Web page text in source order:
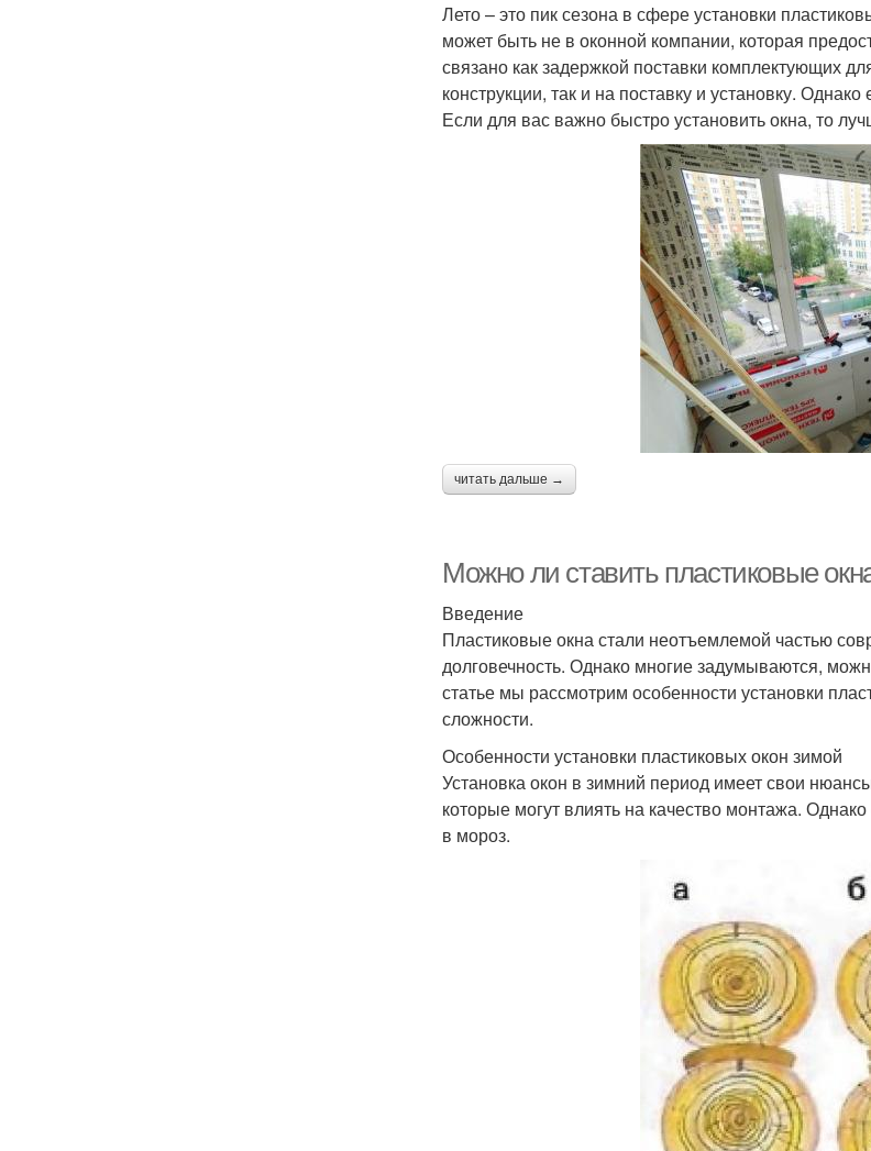
Лето – это пик сезона в сфере установки
может быть не в оконной компании, которая
связано как задержкой поставки комплектующих
конструкции, так и на поставку и установку.
Если для вас важно быстро установить окна, то
читать дальше →
Можно ли ставить пластиковые
Введение
Пластиковые окна стали неотъемлемой частью
долговечность. Однако многие задумываются,
статье мы рассмотрим особенности установки
сложности.
Особенности установки пластиковых окон зимой
Установка окон в зимний период имеет свои
которые могут влиять на качество монтажа.
в мороз.